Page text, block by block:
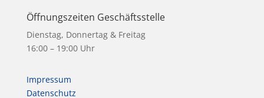
Öffnungszeiten Geschäftsstelle
Dienstag, Donnertag & Freitag
16:00 – 19:00 Uhr
Impressum
Datenschutz